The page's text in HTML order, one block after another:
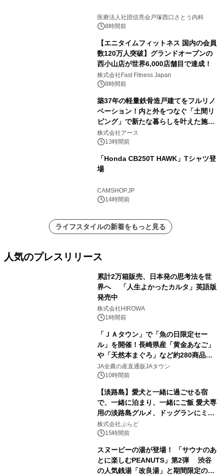
医療法人社団信亮会戸塚西口さとう内科
8時間前
【エニタイムフィットネス 国内の会員
数120万人突破】グランドオープンの
西小山店が世界6,000店舗目で達成！
株式会社Fast Fitness Japan
8時間前
築37年の軽量鉄骨造戸建てをフルリノ
ベーション！内と外をつなぐ「土間リ
ビング」で新たな暮らしを叶えた施工
事例を株式会社アースが公開
株式会社アース
13時間前
「Honda CB250T HAWK」Tシャツ登
場
CAMSHOP.JP
14時間前
ライフスタイルの新着をもっと見る
人気のプレスリリース
累計2万箱販売、日本発の思考法を世
界へ 「人生よかったカルタ」英語版
発売中
株式会社HIROWA
1時間前
「ＪＡタウン」で「魚の日限定セー
ル」を開催！長崎県産「黄金あなご」
や「天然本まぐろ」など約280商品を
販売！～毎月１０日の定例企画～
JA全農の産直通販JAタウン
10時間前
【淡路島】愛犬と一緒に過ごせる宿
で、一緒に泊まり、一緒にご飯 愛犬専
用の淡路島グルメ、ドッグランにミニ
プール グランピングとトレーラーハウ
スの2施設で
株式会社ぷらど
15時間前
スヌーピーの湯が登場！ 「サウナのあ
とに楽しむPEANUTS」第2弾 渋谷
の人気銭湯「改良湯」と期間限定のコ